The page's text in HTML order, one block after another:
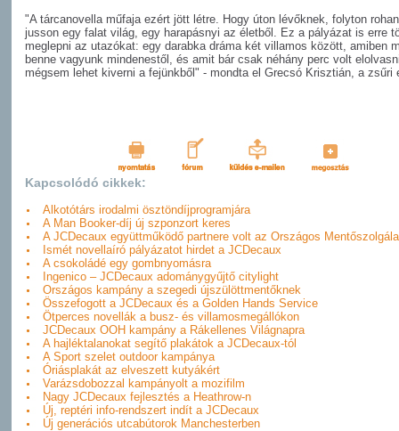
"A tárcanovella műfaja ezért jött létre. Hogy úton lévőknek, folyton
jusson egy falat világ, egy harapásnyi az életből. Ez a pályázat is erre
meglepni az utazókat: egy darabka dráma két villamos között, amiben
benne vagyunk mindenestől, és amit bár csak néhány perc volt
mégsem lehet kiverni a fejünkből" - mondta el Grecsó Krisztián, a zsűri
Kapcsolódó cikkek:
Alkotótárs irodalmi ösztöndíjprogramjára
A Man Booker-díj új szponzort keres
A JCDecaux együttműködő partnere volt az Országos
Ismét novellaíró pályázatot hirdet a JCDecaux
A csokoládé egy gombnyomásra
Ingenico – JCDecaux adománygyűjtő citylight
Országos kampány a szegedi újszülöttmentőknek
Összefogott a JCDecaux és a Golden Hands Service
Ötperces novellák a busz- és villamosmegállókon
JCDecaux OOH kampány a Rákellenes Világnapra
A hajléktalanokat segítő plakátok a JCDecaux-tól
A Sport szelet outdoor kampánya
Óriásplakát az elveszett kutyákért
Varázsdobozzal kampányolt a mozifilm
Nagy JCDecaux fejlesztés a Heathrow-n
Új, reptéri info-rendszert indít a JCDecaux
Új generációs utcabútorok Manchesterben